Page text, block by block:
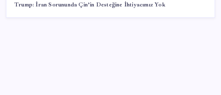
Trump: İran Sorununda Çin’in Desteğine İhtiyacımız Yok